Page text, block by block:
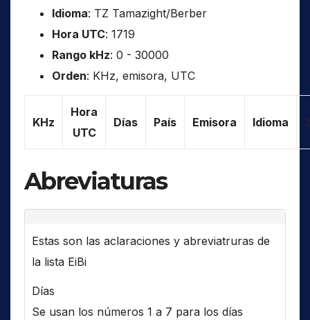
Idioma: TZ Tamazight/Berber
Hora UTC: 1719
Rango kHz: 0 - 30000
Orden: KHz, emisora, UTC
KHz
Hora
UTC
Días País Emisora Idioma
Abreviaturas
Estas son las aclaraciones y abreviatruras de
la lista EiBi
Días
Se usan los números 1 a 7 para los días